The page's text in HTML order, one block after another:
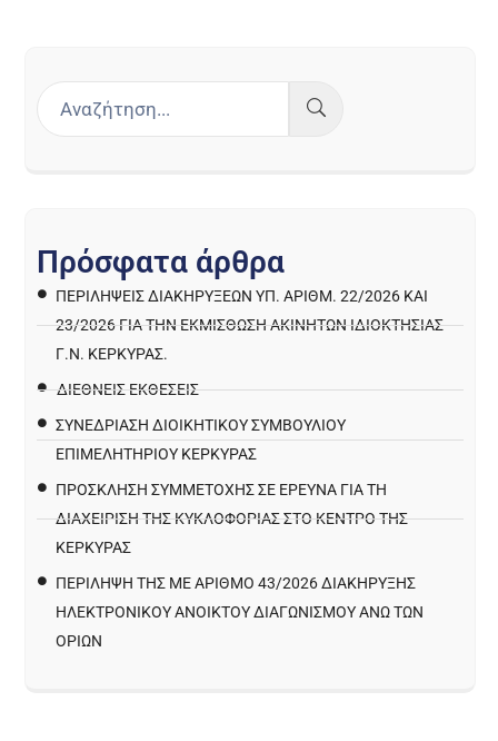
Πρόσφατα άρθρα
ΠΕΡΙΛΉΨΕΙΣ ΔΙΑΚΗΡΎΞΕΩΝ ΥΠ. ΑΡΙΘΜ. 22/2026 ΚΑΙ
23/2026 ΓΙΑ ΤΗΝ ΕΚΜΊΣΘΩΣΗ ΑΚΙΝΉΤΩΝ ΙΔΙΟΚΤΗΣΊΑΣ
Γ.Ν. ΚΈΡΚΥΡΑΣ.
ΔΙΕΘΝΕΙΣ ΕΚΘΕΣΕΙΣ
ΣΥΝΕΔΡΙΑΣΗ ΔΙΟΙΚΗΤΙΚΟΥ ΣΥΜΒΟΥΛΙΟΥ
ΕΠΙΜΕΛΗΤΗΡΙΟΥ ΚΕΡΚΥΡΑΣ
ΠΡΌΣΚΛΗΣΗ ΣΥΜΜΕΤΟΧΉΣ ΣΕ ΈΡΕΥΝΑ ΓΙΑ ΤΗ
ΔΙΑΧΕΊΡΙΣΗ ΤΗΣ ΚΥΚΛΟΦΟΡΊΑΣ ΣΤΟ ΚΈΝΤΡΟ ΤΗΣ
ΚΈΡΚΥΡΑΣ
ΠΕΡΙΛΗΨΗ ΤΗΣ ΜΕ ΑΡΙΘΜΟ 43/2026 ΔΙΑΚΗΡΥΞΗΣ
ΗΛΕΚΤΡΟΝΙΚΟΥ ΑΝΟΙΚΤΟΥ ΔΙΑΓΩΝΙΣΜΟΥ ΑΝΩ ΤΩΝ
ΟΡΙΩΝ